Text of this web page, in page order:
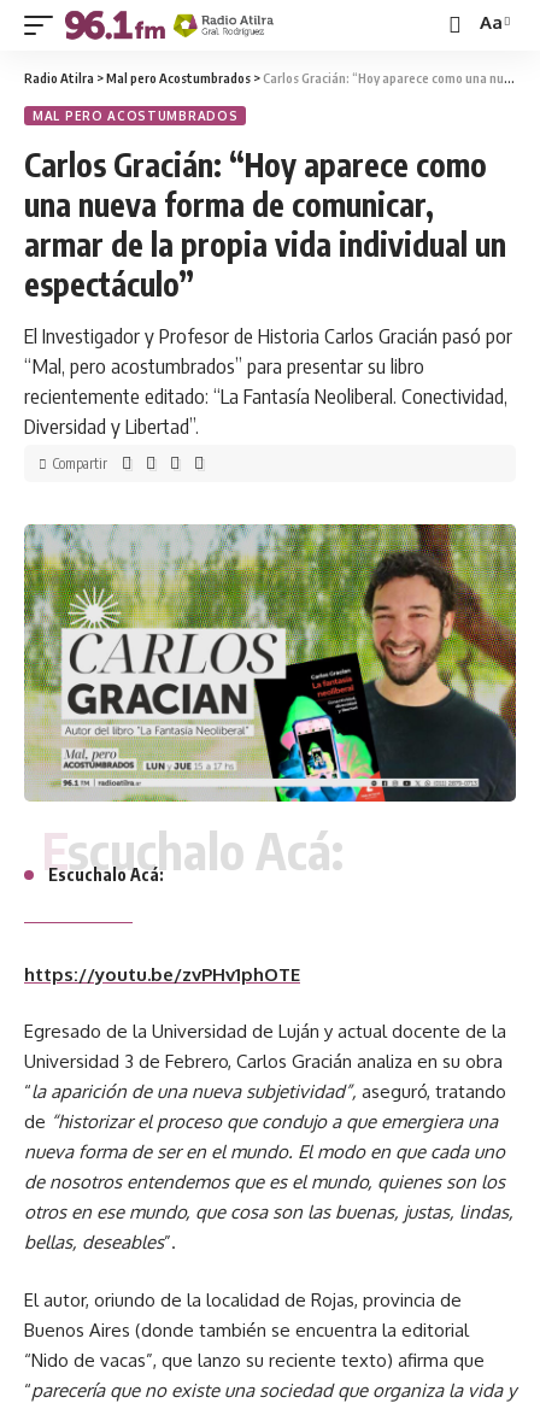
Aa
Radio Atilra >Mal pero Acostumbrados >Carlos Gracián: “Hoy aparece como una nueva forma de comunicar, armar de la propia vida individual un espectáculo”
MAL PERO ACOSTUMBRADOS
Carlos Gracián: “Hoy aparece como
una nueva forma de comunicar,
armar de la propia vida individual un
espectáculo”
El Investigador y Profesor de Historia Carlos Gracián pasó por
“Mal, pero acostumbrados” para presentar su libro
recientemente editado: “La Fantasía Neoliberal. Conectividad,
Diversidad y Libertad”.
Compartir
Escuchalo Acá:
Escuchalo Acá:
https://youtu.be/zvPHv1phOTE
Egresado de la Universidad de Luján y actual docente de la
Universidad 3 de Febrero, Carlos Gracián analiza en su obra
“la aparición de una nueva subjetividad”, aseguró, tratando
de “historizar el proceso que condujo a que emergiera una
nueva forma de ser en el mundo. El modo en que cada uno
de nosotros entendemos que es el mundo, quienes son los
otros en ese mundo, que cosa son las buenas, justas, lindas,
bellas, deseables”.
El autor, oriundo de la localidad de Rojas, provincia de
Buenos Aires (donde también se encuentra la editorial
“Nido de vacas”, que lanzo su reciente texto) afirma que
“parecería que no existe una sociedad que organiza la vida y